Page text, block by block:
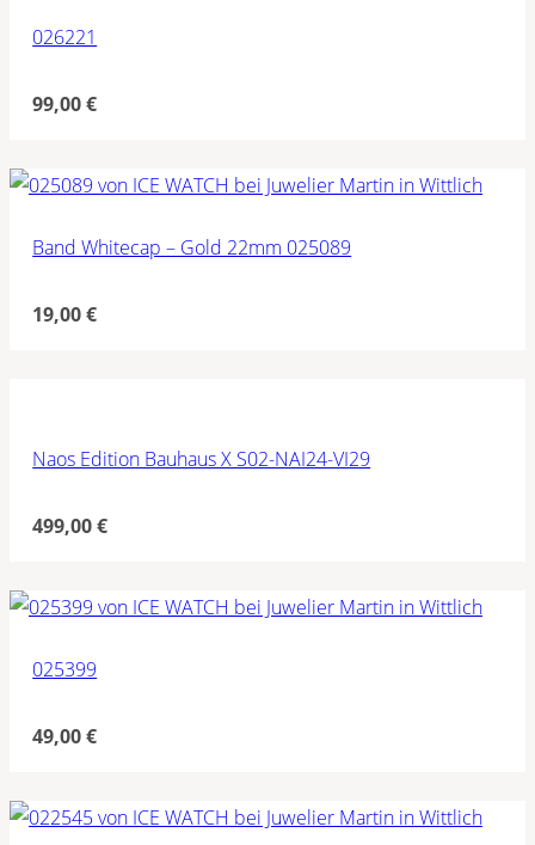
026221
99,00€
Band Whitecap – Gold 22mm 025089
19,00€
Naos Edition Bauhaus X S02-NAI24-VI29
499,00€
025399
49,00€